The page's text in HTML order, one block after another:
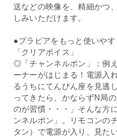
送などの映像を、精細かつ
しみいただけます。
●ブラビアをもっと使いやす
「クリアボイス」
◎「チャンネルポン」：例
ーナーがはじまる！電源入
るうちにてんびん座を見逃
ってきたら、かならずN局
のが習慣・・・」そんな方
ンネルポン」。リモコンの
タン）で電源が入り、見た